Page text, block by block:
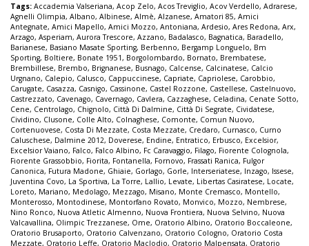
Tags: Accademia Valseriana, Acop Zelo, Acos Treviglio, Acov Verdello, Adrarese,
Agnelli Olimpia, Albano, Albinese, Almè, Alzanese, Amatori 85, Amici
Antegnate, Amici Mapello, Amici Mozzo, Antoniana, Ardesio, Ares Redona, Arx,
Arzago, Asperiam, Aurora Trescore, Azzano, Badalasco, Bagnatica, Baradello,
Barianese, Basiano Masate Sporting, Berbenno, Bergamp Longuelo, Bm
Sporting, Boltiere, Bonate 1951, Borgolombardo, Bornato, Brembatese,
Brembillese, Brembo, Brignanese, Busnago, Calcense, Calcinatese, Calcio
Urgnano, Calepio, Calusco, Cappuccinese, Capriate, Capriolese, Carobbio,
Carugate, Casazza, Casnigo, Cassinone, Castel Rozzone, Castellese, Castelnuovo,
Castrezzato, Cavenago, Cavernago, Cavlera, Cazzaghese, Celadina, Cenate Sotto,
Cene, Centrolago, Chignolo, Città Di Dalmine, Città Di Segrate, Cividatese,
Cividino, Clusone, Colle Alto, Colnaghese, Comonte, Comun Nuovo,
Cortenuovese, Costa Di Mezzate, Costa Mezzate, Credaro, Curnasco, Curno
Caluschese, Dalmine 2012, Doverese, Endine, Entratico, Erbusco, Excelsior,
Excelsior Vaiano, Falco, Falco Albino, Fc Caravaggio, Filago, Fiorente Colognola,
Fiorente Grassobbio, Fiorita, Fontanella, Fornovo, Frassati Ranica, Fulgor
Canonica, Futura Madone, Ghiaie, Gorlago, Gorle, Interseriatese, Inzago, Issese,
Juventina Covo, La Sportiva, La Torre, Lallio, Levate, Libertas Casiratese, Locate,
Loreto, Mariano, Medolago, Mezzago, Misano, Monte Cremasco, Montello,
Monterosso, Montodinese, Montorfano Rovato, Monvico, Mozzo, Nembrese,
Nino Ronco, Nuova Atletic Almenno, Nuova Frontiera, Nuova Selvino, Nuova
Valcavallina, Olimpic Trezzanese, Ome, Oratorio Albino, Oratorio Boccaleone,
Oratorio Brusaporto, Oratorio Calvenzano, Oratorio Cologno, Oratorio Costa
Mezzate, Oratorio Leffe, Oratorio Maclodio, Oratorio Malpensata, Oratorio